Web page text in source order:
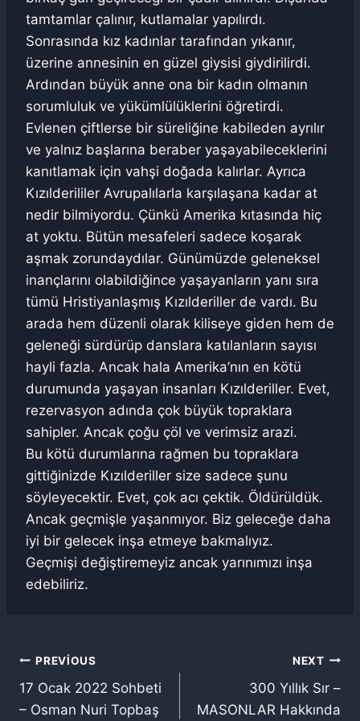
tamtamlar çalınır, kutlamalar yapılırdı.
Sonrasında kız kadınlar tarafından yıkanır,
üzerine annesinin en güzel giysisi giydirilirdi.
Ardından büyük anne ona bir kadın olmanın
sorumluluk ve yükümlülüklerini öğretirdi.
Evlenen çiftlerse bir süreliğine kabileden ayrılır
ve yalnız başlarına beraber yaşayabileceklerini
kanıtlamak için vahşi doğada kalırlar. Ayrıca
Kızılderililer Avrupalılarla karşılaşana kadar at
nedir bilmiyordu. Çünkü Amerika kıtasında hiç
at yoktu. Bütün mesafeleri sadece koşarak
aşmak zorundaydılar. Günümüzde geleneksel
inançlarını olabildiğince yaşayanların yanı sıra
tümü Hristiyanlaşmış Kızılderiller de vardı. Bu
arada hem düzenli olarak kiliseye giden hem de
geleneği sürdürüp danslara katılanların sayısı
hayli fazla. Ancak hala Amerika’nın en kötü
durumunda yaşayan insanları Kızılderiller. Evet,
rezervasyon adında çok büyük topraklara
sahipler. Ancak çoğu çöl ve verimsiz arazi.
Bu kötü durumlarına rağmen bu topraklara
gittiğinizde Kızılderiller size sadece şunu
söyleyecektir. Evet, çok acı çektik. Öldürüldük.
Ancak geçmişle yaşanmıyor. Biz geleceğe daha
iyi bir gelecek inşa etmeye bakmalıyız.
Geçmişi değiştiremeyiz ancak yarınımızı inşa
edebiliriz.
Yazı
gezinmesi
PREVIOUS
17 Ocak 2022 Sohbeti
– Osman Nuri Topbaş
NEXT
300 Yıllık Sır –
MASONLAR Hakkında